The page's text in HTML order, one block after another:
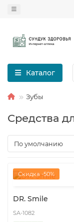
Каталог
Зубы
Средства
Скидка -50%
DR. Smile
SA-1082